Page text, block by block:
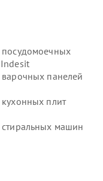
посудомоечных
варочных панелей
плит
стиральных машин